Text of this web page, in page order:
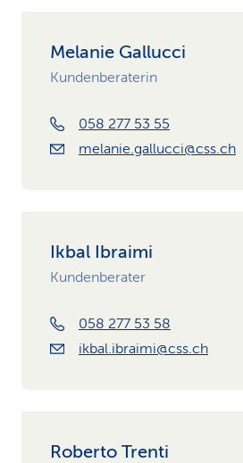
Melanie Gallucci
Kundenberaterin
058 277 53 55
melanie.gallucci@css.ch
Ikbal Ibraimi
Kundenberater
058 277 53 58
ikbal.ibraimi@css.ch
Roberto Trenti